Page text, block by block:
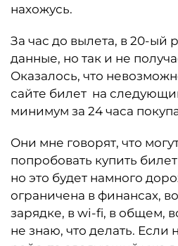
нахожусь.
За час до вылета, в 20-ый
данные, но так и не
Оказалось, что
сайте билет на
минимум за 24 часа
Они мне говорят, что
попробовать купить
но это будет намного
ограничена в финансах,
зарядке, в wi-fi, в общем,
не знаю, что делать. Если